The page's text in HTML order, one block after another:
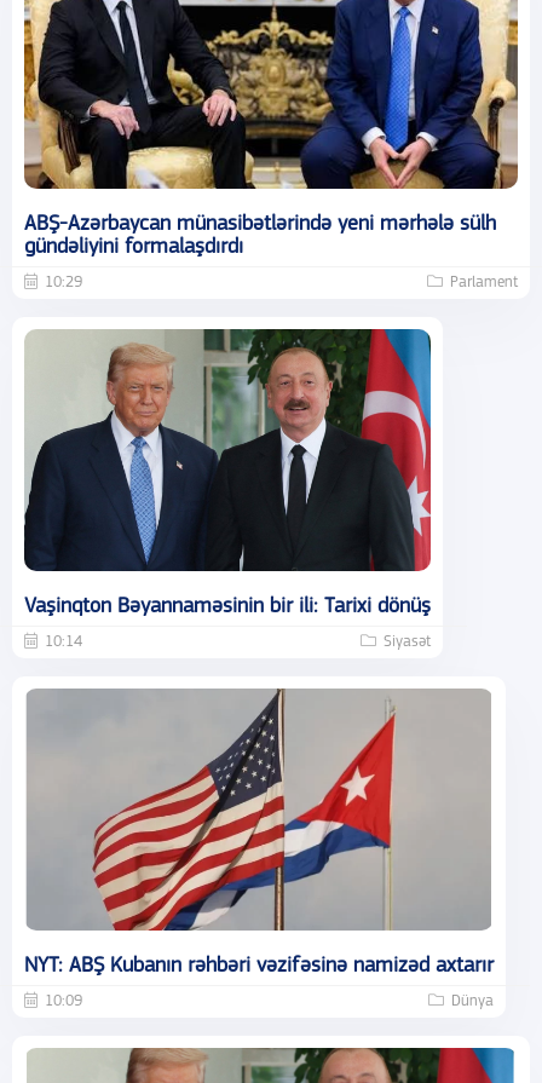
ABŞ-Azərbaycan münasibətlərində yeni mərhələ sülh
gündəliyini formalaşdırdı
10:29 Parlament
Vaşinqton Bəyannaməsinin bir ili: Tarixi dönüş
10:14 Siyasət
NYT: ABŞ Kubanın rəhbəri vəzifəsinə namizəd axtarır
10:09 Dünya